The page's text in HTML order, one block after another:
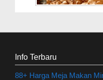
Info Terbaru
88+ Harga Meja Makan